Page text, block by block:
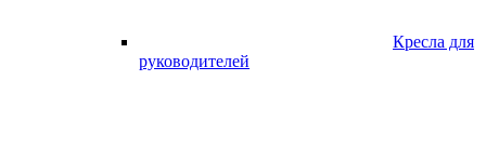
Кресла для
руководителей